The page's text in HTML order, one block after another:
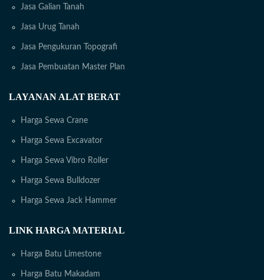
Jasa Galian Tanah
Jasa Urug Tanah
Jasa Pengukuran Topografi
Jasa Pembuatan Master Plan
LAYANAN ALAT BERAT
Harga Sewa Crane
Harga Sewa Excavator
Harga Sewa Vibro Roller
Harga Sewa Bulldozer
Harga Sewa Jack Hammer
LINK HARGA MATERIAL
Harga Batu Limestone
Harga Batu Makadam